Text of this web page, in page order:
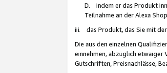
D. indem er das Produkt
Teilnahme an der Alexa
iii. das Produkt, das Sie mit
Die aus den einzelnen
einnehmen, abzüglich etwaiger
Gutschriften, Preisnachlässe,